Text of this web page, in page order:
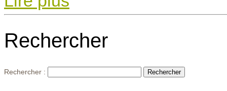
Rechercher
Rechercher :